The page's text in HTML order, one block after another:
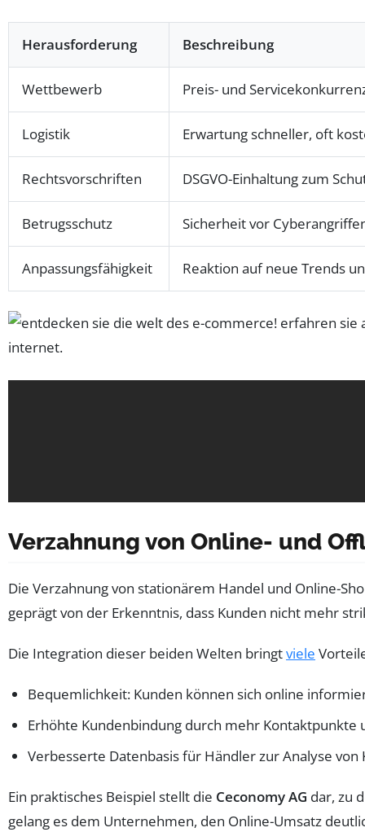
Herausforderung Beschreibung
Wettbewerb Preis- und
Logistik Erwartung schneller, oft
Rechtsvorschriften DSGVO-Einhaltung zum
Betrugsschutz Sicherheit vor
Anpassungsfähigkeit Reaktion auf neue Trends
Verzahnung von Online- und
Die Verzahnung von stationärem Handel und Online-
geprägt von der Erkenntnis, dass Kunden nicht mehr
Die Integration dieser beiden Welten bringtviele
Bequemlichkeit: Kunden können sich online
Erhöhte Kundenbindung durch mehr Kontaktpunkte
Verbesserte Datenbasis für Händler zur Analyse
Ein praktisches Beispiel stellt die Ceconomy AG dar, zu
gelang es dem Unternehmen, den Online-Umsatz